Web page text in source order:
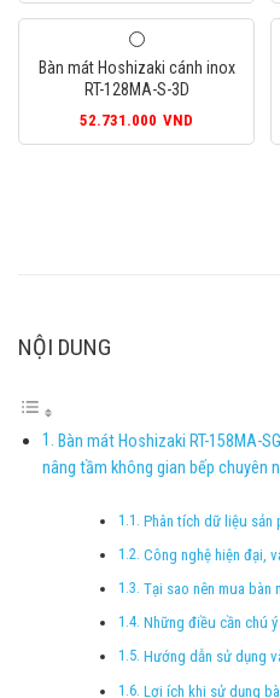
Bàn mát Hoshizaki cánh inox
RT-128MA-S-3D
52.731.000 VND
NỘI DUNG
Bàn mát Hoshizaki RT-158MA-
nâng tầm không gian bếp chuyên
Phân tích dữ liệu sản
Công nghệ hiện đại,
Tại sao nên mua bàn
Những điều cần chú
Hướng dẫn sử dụng
Lợi ích khi sử dụng